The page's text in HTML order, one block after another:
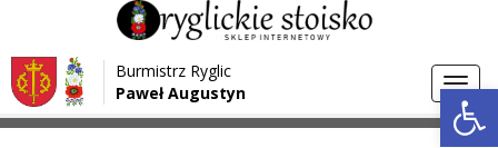
Przejdź do menu
Przejdź do głównej treści strony
Przejdź do stopki strony
Burmistrz Ryglic
Paweł Augustyn
Strona główna > Rozkład jazdy